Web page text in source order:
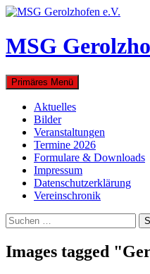
Zum
springen
MSG
Suchen
Primäres Menü
Aktuelles
Bilder
Veranstaltungen
Termine 2026
Formulare & Downloads
Impressum
Datenschutzerklärung
Vereinschronik
Suchen
nach:
Images tagged